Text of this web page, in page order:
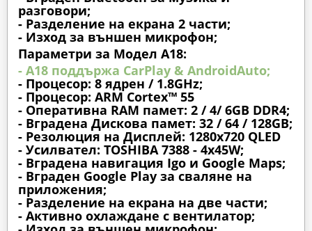
разговори;
- Разделение на екрана 2 части;
- Изход за външен микрофон;
Параметри за Модел A18:
- A18 поддържа CarPlay & AndroidAuto;
- Процесор: 8 ядрен / 1.8GHz;
- Процесор: ARM Cortex™ 55
- Оперативна RAM памет: 2 / 4/ 6GB DDR4;
- Вградена Дискова памет: 32 / 64 / 128GB;
- Резолюция на Дисплей: 1280х720 QLED
- Усилвател: TOSHIBA 7388 - 4x45W;
- Вградена навигация Igo и Google Maps;
- Вграден Google Play за сваляне на
приложения;
- Разделение на екрана на две части;
- Активно охлаждане с вентилатор;